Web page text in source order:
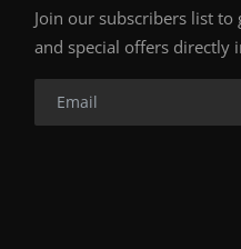
Join our subscribers list to
and special offers directly